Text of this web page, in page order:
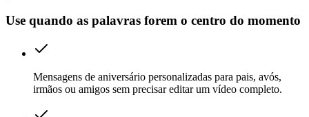
Use quando as palavras forem o centro do momento
Mensagens de aniversário personalizadas para pais, avós,
irmãos ou amigos sem precisar editar um vídeo completo.